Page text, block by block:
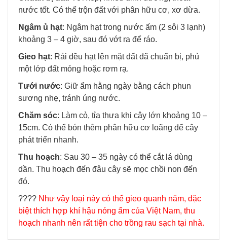
nước tốt. Có thể trộn đất với phân hữu cơ, xơ dừa.
Ngâm ủ hạt: Ngâm hạt trong nước ấm (2 sôi 3 lạnh)
khoảng 3 – 4 giờ, sau đó vớt ra để ráo.
Gieo hạt: Rải đều hạt lên mặt đất đã chuẩn bị, phủ
một lớp đất mỏng hoặc rơm rạ.
Tưới nước: Giữ ẩm hằng ngày bằng cách phun
sương nhẹ, tránh úng nước.
Chăm sóc: Làm cỏ, tỉa thưa khi cây lớn khoảng 10 –
15cm. Có thể bón thêm phân hữu cơ loãng để cây
phát triển nhanh.
Thu hoạch: Sau 30 – 35 ngày có thể cắt lá dùng
dần. Thu hoạch đến đâu cây sẽ mọc chồi non đến
đó.
???? Như vậy loại này có thể gieo quanh năm, đặc
biệt thích hợp khí hậu nóng ẩm của Việt Nam, thu
hoạch nhanh nên rất tiện cho trồng rau sạch tại nhà.